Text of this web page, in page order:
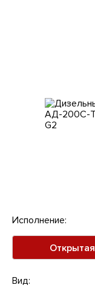
Исполнение:
Открытая
Вид: